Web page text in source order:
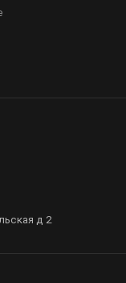
д 2